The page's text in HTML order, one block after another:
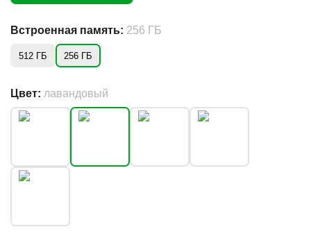
Встроенная память: 256 ГБ
512 ГБ 256 ГБ
Цвет: лавандовый